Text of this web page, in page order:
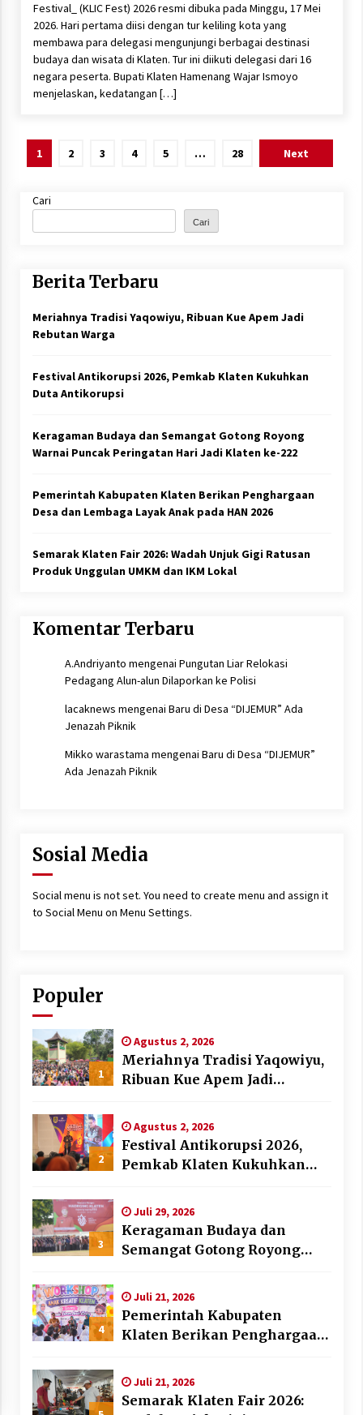
Festival_ (KLIC Fest) 2026 resmi dibuka pada Minggu, 17 Mei
2026. Hari pertama diisi dengan tur keliling kota yang
membawa para delegasi mengunjungi berbagai destinasi
budaya dan wisata di Klaten. Tur ini diikuti delegasi dari 16
negara peserta. Bupati Klaten Hamenang Wajar Ismoyo
menjelaskan, kedatangan […]
Paginasi
1 2 3 4 5 … 28 Next
Cari
Cari
Berita Terbaru
Meriahnya Tradisi Yaqowiyu, Ribuan Kue Apem Jadi
Rebutan Warga
Festival Antikorupsi 2026, Pemkab Klaten Kukuhkan
Duta Antikorupsi
Keragaman Budaya dan Semangat Gotong Royong
Warnai Puncak Peringatan Hari Jadi Klaten ke-222
Pemerintah Kabupaten Klaten Berikan Penghargaan
Desa dan Lembaga Layak Anak pada HAN 2026
Semarak Klaten Fair 2026: Wadah Unjuk Gigi Ratusan
Produk Unggulan UMKM dan IKM Lokal
Komentar Terbaru
A.Andriyanto mengenai Pungutan Liar Relokasi
Pedagang Alun-alun Dilaporkan ke Polisi
lacaknews mengenai Baru di Desa “DIJEMUR” Ada
Jenazah Piknik
Mikko warastama mengenai Baru di Desa “DIJEMUR”
Ada Jenazah Piknik
Sosial Media
Social menu is not set. You need to create menu and assign it
to Social Menu on Menu Settings.
Populer
1
Agustus 2, 2026
Meriahnya Tradisi Yaqowiyu,
Ribuan Kue Apem Jadi
2
Agustus 2, 2026
Festival Antikorupsi 2026,
Pemkab Klaten Kukuhkan
3
Juli 29, 2026
Keragaman Budaya dan
Semangat Gotong Royong
Hari Jadi Klaten ke-222
4
Juli 21, 2026
Pemerintah Kabupaten
Klaten Berikan Penghargaan
Anak pada HAN 2026
Juli 21, 2026
Semarak Klaten Fair 2026: